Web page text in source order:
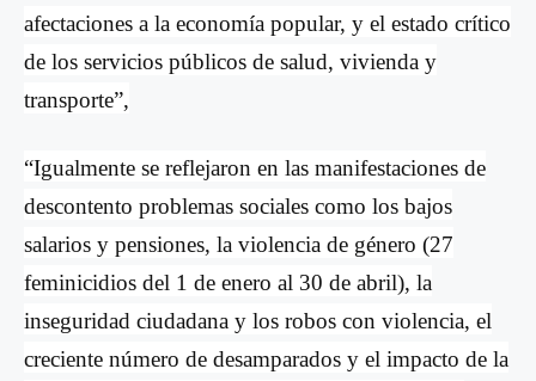
afectaciones a la economía popular, y el estado crítico
de los servicios públicos de salud, vivienda y
transporte”,
“Igualmente se reflejaron en las manifestaciones de
descontento problemas sociales como los bajos
salarios y pensiones, la violencia de género (27
feminicidios del 1 de enero al 30 de abril), la
inseguridad ciudadana y los robos con violencia, el
creciente número de desamparados y el impacto de la